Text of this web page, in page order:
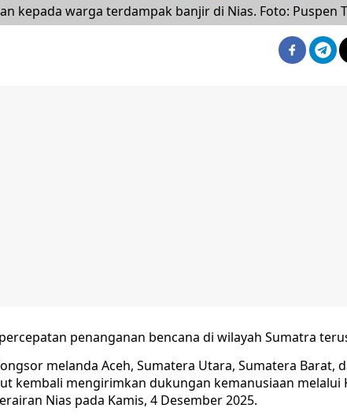
kepada warga terdampak banjir di Nias. Foto: Puspen
penanganan bencana di wilayah Sumatra
melanda Aceh, Sumatera Utara, Sumatera Barat,
kembali mengirimkan dukungan kemanusiaan melalui
Nias pada Kamis, 4 Desember 2025.